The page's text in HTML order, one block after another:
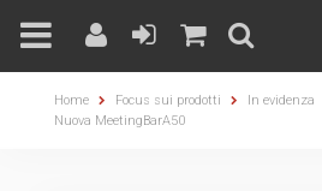
Home Focus sui prodotti In evidenza
Nuova MeetingBarA50